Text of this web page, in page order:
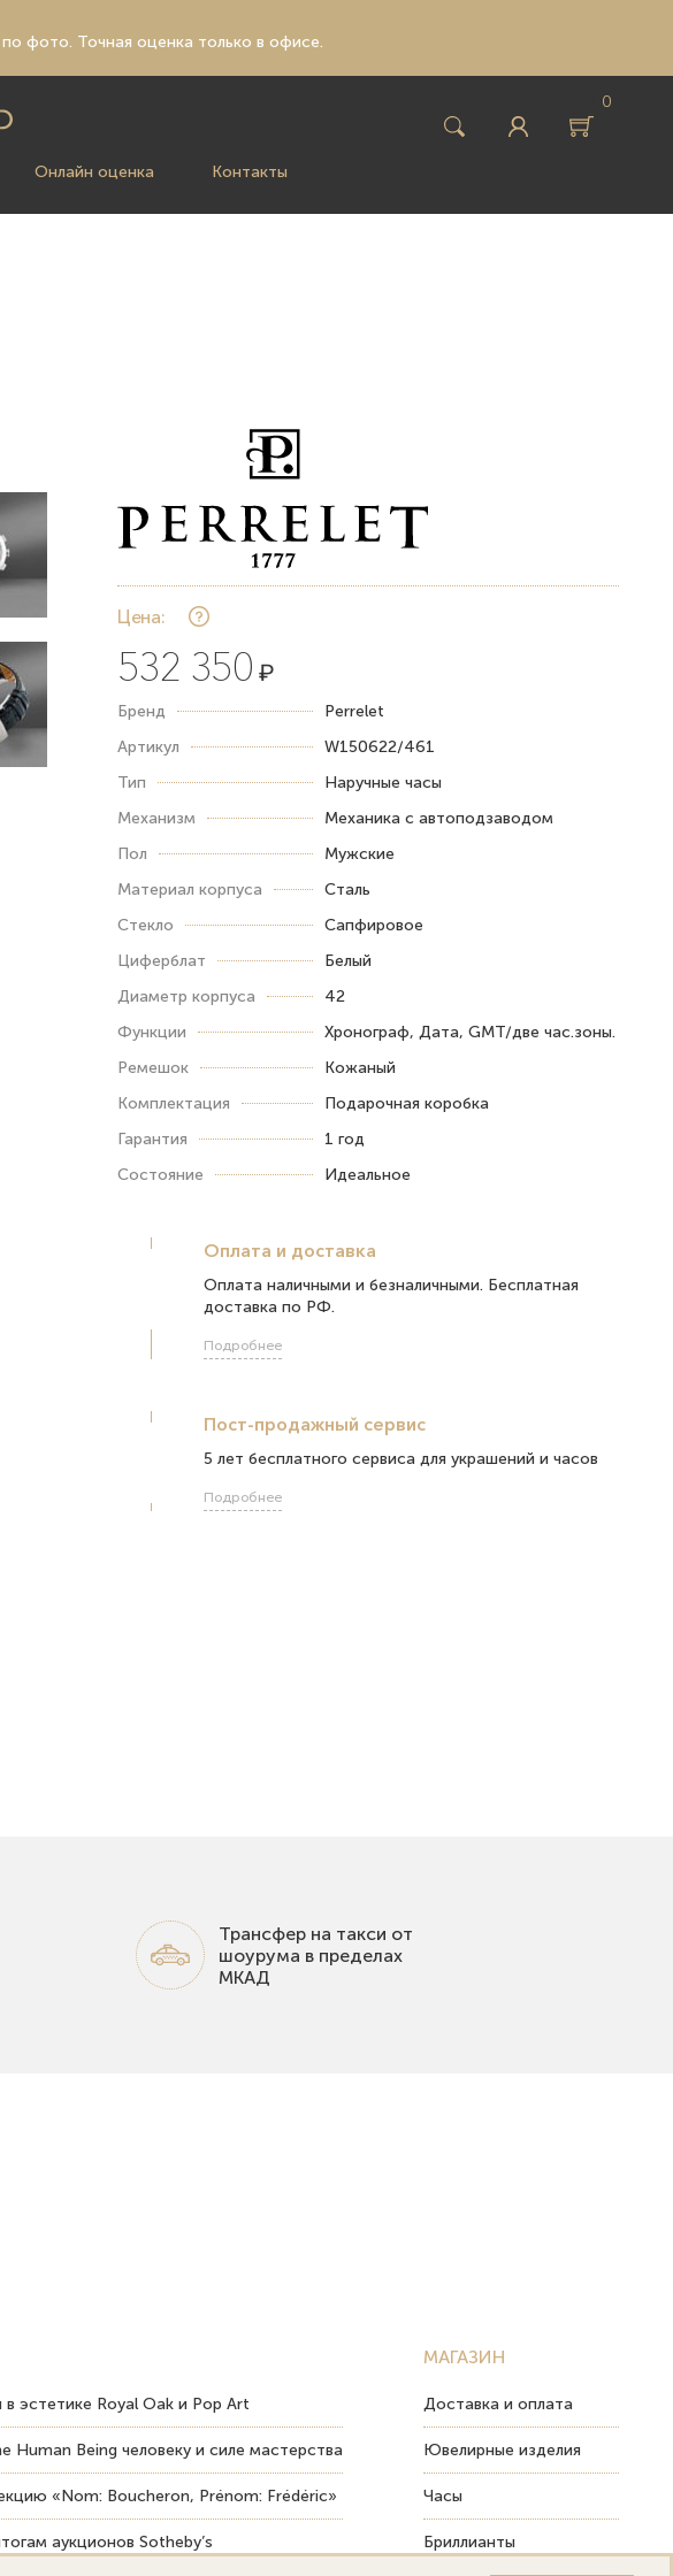
по фото. Точная оценка только в офисе.
0
Онлайн оценка Контакты
Цена:
532 350 ₽
Бренд
Perrelet
Артикул
W150622/461
Тип
Наручные часы
Механизм
Механика с автоподзаводом
Пол
Мужские
Материал корпуса
Сталь
Стекло
Сапфировое
Циферблат
Белый
Диаметр корпуса
42
Функции
Хронограф, Дата, GMT/две час.зоны.
Ремешок
Кожаный
Комплектация
Подарочная коробка
Гарантия
1 год
Состояние
Идеальное
Оплата и доставка
Оплата наличными и безналичными. Бесплатная
доставка по РФ.
Подробнее
Пост-продажный сервис
5 лет бесплатного сервиса для украшений и часов
Подробнее
Трансфер на такси от
шоурума в пределах
МКАД
эстетике Royal Oak и Pop Art
Being человеку и силе мастерства
«Nom: Boucheron, Prénom: Frédéric»
аукционов Sotheby’s
МАГАЗИН
Доставка и оплата
Ювелирные изделия
Часы
Бриллианты